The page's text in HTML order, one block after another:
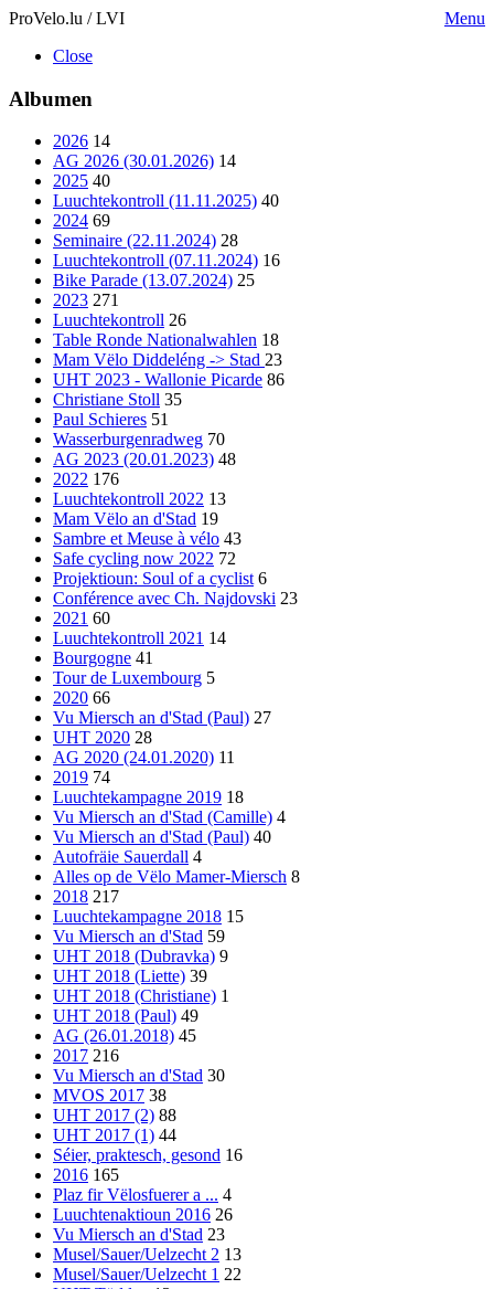
ProVelo.lu / LVI
Menu
Close
Albumen
2026 14
AG 2026 (30.01.2026) 14
2025 40
Luuchtekontroll (11.11.2025) 40
2024 69
Seminaire (22.11.2024) 28
Luuchtekontroll (07.11.2024) 16
Bike Parade (13.07.2024) 25
2023 271
Luuchtekontroll 26
Table Ronde Nationalwahlen 18
Mam Vëlo Diddeléng -> Stad 23
UHT 2023 - Wallonie Picarde 86
Christiane Stoll 35
Paul Schieres 51
Wasserburgenradweg 70
AG 2023 (20.01.2023) 48
2022 176
Luuchtekontroll 2022 13
Mam Vëlo an d'Stad 19
Sambre et Meuse à vélo 43
Safe cycling now 2022 72
Projektioun: Soul of a cyclist 6
Conférence avec Ch. Najdovski 23
2021 60
Luuchtekontroll 2021 14
Bourgogne 41
Tour de Luxembourg 5
2020 66
Vu Miersch an d'Stad (Paul) 27
UHT 2020 28
AG 2020 (24.01.2020) 11
2019 74
Luuchtekampagne 2019 18
Vu Miersch an d'Stad (Camille) 4
Vu Miersch an d'Stad (Paul) 40
Autofräie Sauerdall 4
Alles op de Vëlo Mamer-Miersch 8
2018 217
Luuchtekampagne 2018 15
Vu Miersch an d'Stad 59
UHT 2018 (Dubravka) 9
UHT 2018 (Liette) 39
UHT 2018 (Christiane) 1
UHT 2018 (Paul) 49
AG (26.01.2018) 45
2017 216
Vu Miersch an d'Stad 30
MVOS 2017 38
UHT 2017 (2) 88
UHT 2017 (1) 44
Séier, praktesch, gesond 16
2016 165
Plaz fir Vëlosfuerer a ... 4
Luuchtenaktioun 2016 26
Vu Miersch an d'Stad 23
Musel/Sauer/Uelzecht 2 13
Musel/Sauer/Uelzecht 1 22